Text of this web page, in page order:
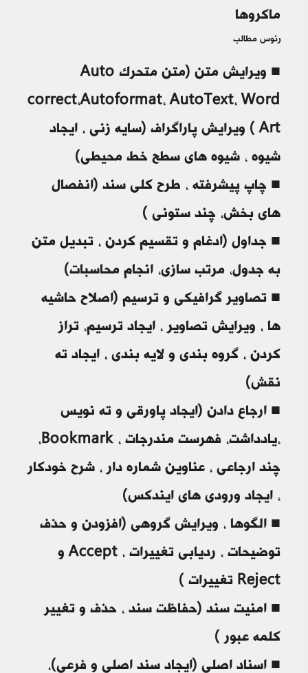
ماکروها
رئوس مطالب
■ ویرایش متن (متن متحرک Auto
correct،Autoformat، AutoText، Word
Art ) ویرایش پاراگراف (سایه زنی ، ایجاد
شیوه ، شیوه های سطح خط محیطی)
■ چاپ پیشرفته ، طرح کلی سند (انفصال
های بخش، چند ستونی )
■ جداول (ادغام و تقسیم کردن ، تبدیل متن
به جدول، مرتب سازی، انجام محاسبات)
■ تصاویر گرافیکی و ترسیم (اصلاح حاشیه
ها ، ویرایش تصاویر ، ایجاد ترسیم، تراز
کردن ، گروه بندی و لایه بندی ، ایجاد ته
نقش)
■ ارجاع دادن (ایجاد پاورقی و ته نویس
،یادداشت، فهرست مندرجات ، Bookmark،
چند ارجاعی ، عناوین شماره دار ، شرح خودکار
، ایجاد ورودی های ایندکس)
■ الگوها ، ویرایش گروهی (افزودن و حذف
توضیحات ، ردیابی تغییرات ، Accept و
Reject تغییرات )
■ امنیت سند (حفاظت سند ، حذف و تغییر
کلمه عبور )
■ اسناد اصلی (ایجاد سند اصلی و فرعی)،